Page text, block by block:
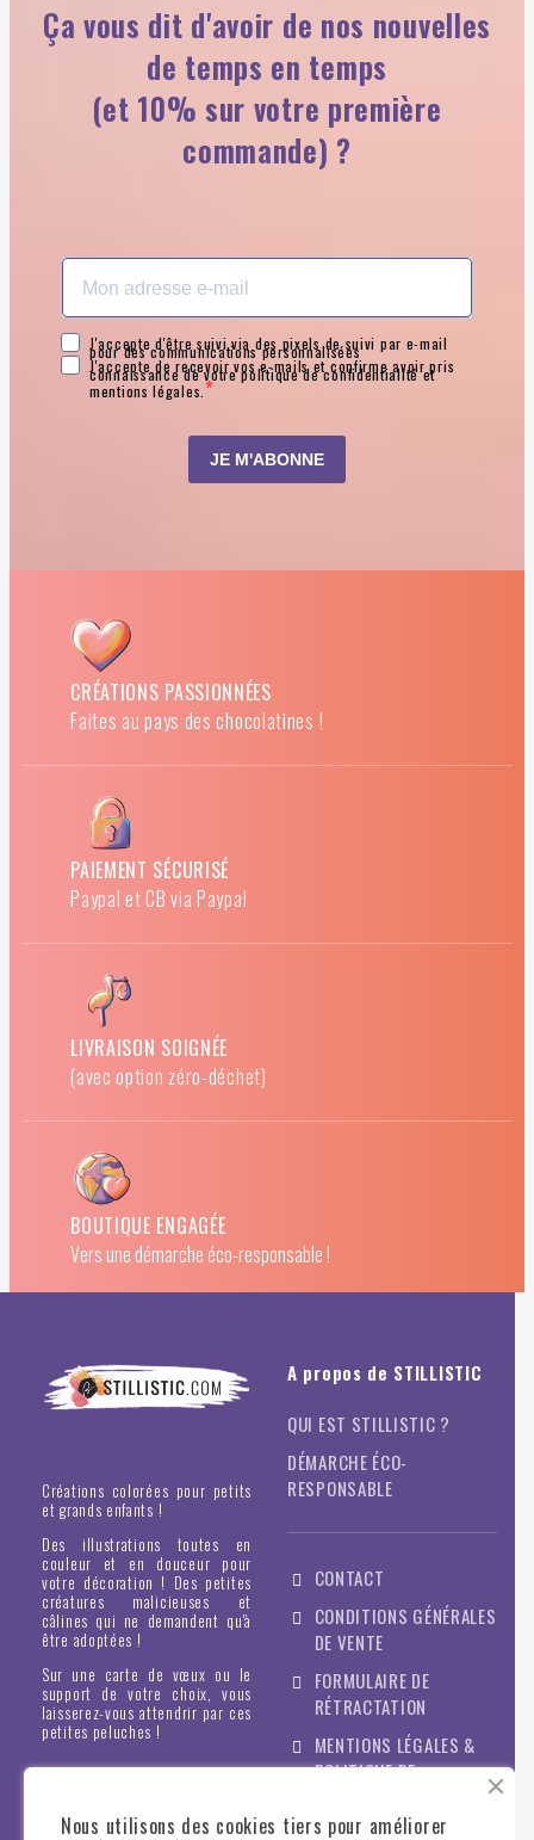
Ça vous dit d'avoir de nos nouvelles
de temps en temps
(et 10% sur votre première
commande) ?
CRÉATIONS PASSIONNÉES
Faites au pays des chocolatines !
PAIEMENT SÉCURISÉ
Paypal et CB via Paypal
LIVRAISON SOIGNÉE
(avec option zéro-déchet)
BOUTIQUE ENGAGÉE
Vers une démarche éco-responsable !
Créations colorées pour petits
et grands enfants !
Des illustrations toutes en
couleur et en douceur pour
votre décoration ! Des petites
créatures malicieuses et
câlines qui ne demandent qu'à
être adoptées !
Sur une carte de vœux ou le
support de votre choix, vous
laisserez-vous attendrir par ces
petites peluches !
A propos de STILLISTIC
QUI EST STILLISTIC ?
DÉMARCHE ÉCO-
RESPONSABLE
CONTACT
CONDITIONS GÉNÉRALES
DE VENTE
FORMULAIRE DE
RÉTRACTATION
MENTIONS LÉGALES &
POLITIQUE DE
Nous utilisons des cookies tiers pour améliorer